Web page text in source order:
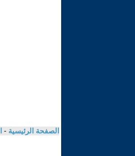
الصفحة الرئيسية -